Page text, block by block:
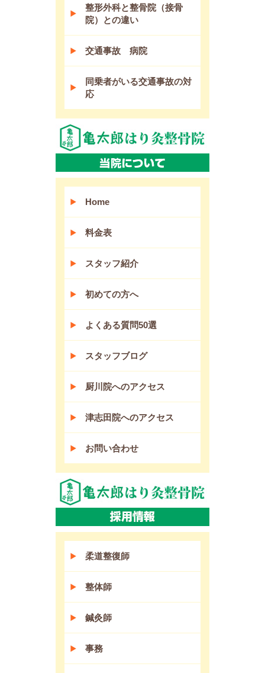
整形外科と整骨院（接骨
院）との違い
交通事故 病院
同乗者がいる交通事故の対
応
Home
料金表
スタッフ紹介
初めての方へ
よくある質問50選
スタッフブログ
厨川院へのアクセス
津志田院へのアクセス
お問い合わせ
柔道整復師
整体師
鍼灸師
事務